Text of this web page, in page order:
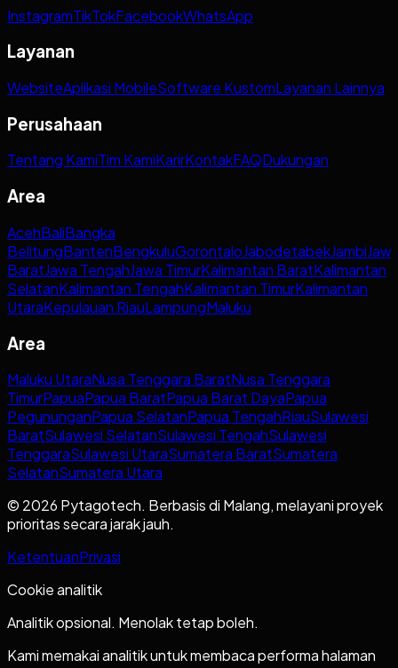
InstagramTikTokFacebookWhatsApp
Layanan
WebsiteAplikasi MobileSoftware KustomLayanan Lainnya
Perusahaan
Tentang KamiTim KamiKarirKontakFAQDukungan
Area
AcehBaliBangka
BelitungBantenBengkuluGorontaloJabodetabekJambi
BaratJawa TengahJawa TimurKalimantan BaratKalimantan
SelatanKalimantan TengahKalimantan TimurKalimantan
UtaraKepulauan RiauLampungMaluku
Area
Maluku UtaraNusa Tenggara BaratNusa Tenggara
TimurPapuaPapua BaratPapua Barat DayaPapua
PegununganPapua SelatanPapua TengahRiauSulawesi
BaratSulawesi SelatanSulawesi TengahSulawesi
TenggaraSulawesi UtaraSumatera BaratSumatera
SelatanSumatera Utara
© 2026 Pytagotech. Berbasis di Malang, melayani proyek
prioritas secara jarak jauh.
KetentuanPrivasi
Cookie analitik
Analitik opsional. Menolak tetap boleh.
Kami memakai analitik untuk membaca performa halaman